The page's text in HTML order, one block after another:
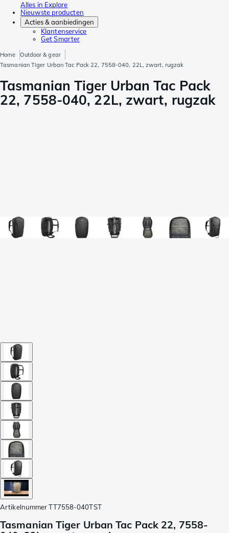
Alles in Explore
Nieuwste producten
Acties & aanbiedingen
Klantenservice
Get Smarter
Home
Outdoor & gear
Tasmanian Tiger Urban Tac Pack 22, 7558-040, 22L, zwart, rugzak
Tasmanian Tiger Urban Tac Pack
22, 7558-040, 22L, zwart, rugzak
Artikelnummer TT7558-040TST
Tasmanian Tiger Urban Tac Pack 22, 7558-